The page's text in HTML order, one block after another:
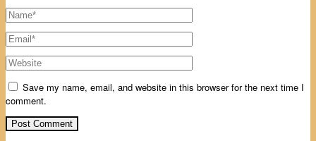
Save my name, email, and website in this browser for the next time I
comment.